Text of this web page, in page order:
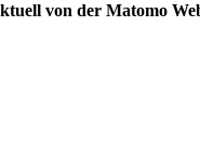
von der Matomo